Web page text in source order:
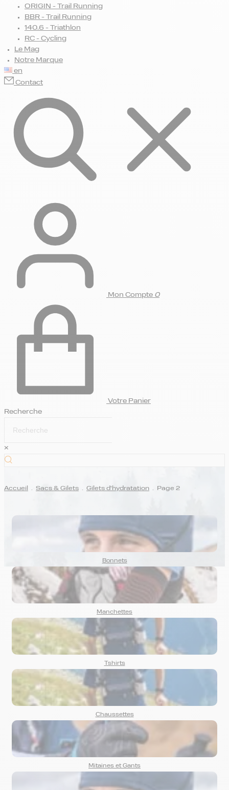
ORIGIN - Trail Running
BBR - Trail Running
140.6 - Triathlon
RC - Cycling
Le Mag
Notre Marque
en
Contact
Mon Compte 0
Votre Panier
Recherche
×
Accueil . Sacs & Gilets . Gilets d'hydratation . Page 2
GILETS D'HYDRATATION
Bonnets
Manchettes
Tshirts
Chaussettes
Mitaines et Gants